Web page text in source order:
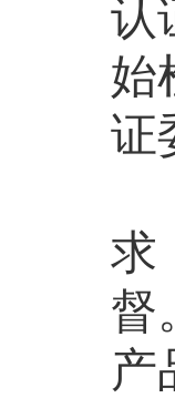
认
始
证
求
督
产